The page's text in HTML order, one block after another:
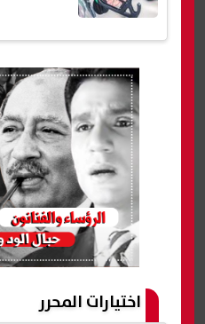
اختيارات المحرر